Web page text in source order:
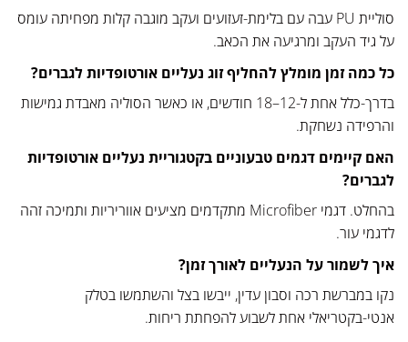
סוליית PU עבה עם בלימת-זעזועים ועקב מוגבה קלות מפחיתה עומס
על גיד העקב ומרגיעה את הכאב.
כל כמה זמן מומלץ להחליף זוג נעליים אורטופדיות לגברים?
בדרך-כלל אחת ל-12–18 חודשים, או כאשר הסוליה מאבדת גמישות
והרפידה נשחקת.
האם קיימים דגמים טבעוניים בקטגוריית נעליים אורטופדיות
לגברים?
בהחלט. דגמי Microfiber מתקדמים מציעים אווריריות ותמיכה זהה
לדגמי עור.
איך לשמור על הנעליים לאורך זמן?
נקו במברשת רכה וסבון עדין, ייבשו בצל והשתמשו בטלק
אנטי-בקטריאלי אחת לשבוע להפחתת ריחות.